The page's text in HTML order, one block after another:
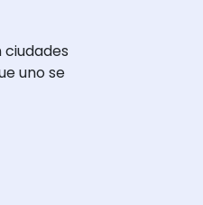
ciudades
uno se